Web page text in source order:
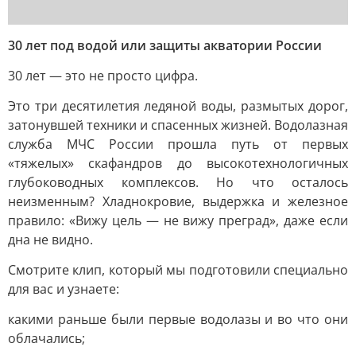
30 лет под водой или защиты акватории России
30 лет — это не просто цифра.
Это три десятилетия ледяной воды, размытых дорог,
затонувшей техники и спасенных жизней. Водолазная
служба МЧС России прошла путь от первых
«тяжелых» скафандров до высокотехнологичных
глубоководных комплексов. Но что осталось
неизменным? Хладнокровие, выдержка и железное
правило: «Вижу цель — не вижу преград», даже если
дна не видно.
Смотрите клип, который мы подготовили специально
для вас и узнаете:
какими раньше были первые водолазы и во что они
облачались;